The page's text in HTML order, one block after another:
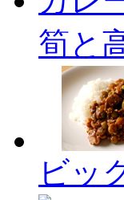
筍と
ビッ